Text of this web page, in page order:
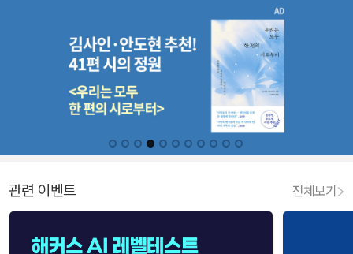
관련 이벤트 전체보기